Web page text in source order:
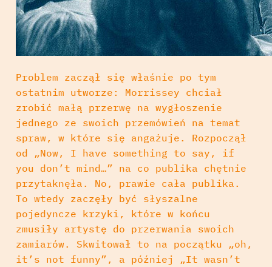
Problem zaczął się właśnie po tym
ostatnim utworze: Morrissey chciał
zrobić małą przerwę na wygłoszenie
jednego ze swoich przemówień na temat
spraw, w które się angażuje. Rozpoczął
od „Now, I have something to say, if
you don’t mind…” na co publika chętnie
przytaknęła. No, prawie cała publika.
To wtedy zaczęły być słyszalne
pojedyncze krzyki, które w końcu
zmusiły artystę do przerwania swoich
zamiarów. Skwitował to na początku „oh,
it’s not funny”, a później „It wasn’t